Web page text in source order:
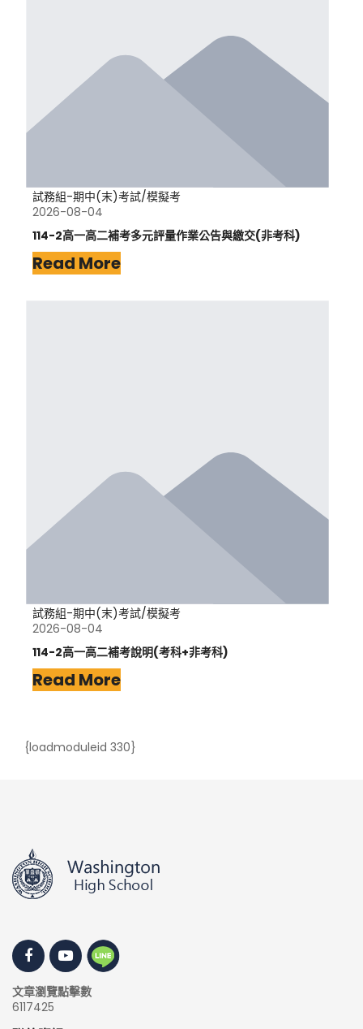
試務組-期中(末)考試/模擬考
2026-08-04
114-2高一高二補考多元評量作業公告與繳交(非考科)
Read More
試務組-期中(末)考試/模擬考
2026-08-04
114-2高一高二補考說明(考科+非考科)
Read More
{loadmoduleid 330}
文章瀏覽點擊數
6117425